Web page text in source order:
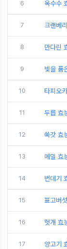
6 옥수수
7 크랜베
8 만다린
9 빛을 품
10 타피오
11 두릅 효
12 쑥갓 효
13 메밀 효
14 번데기
15 표고버
16 헛개 효
17 양고기